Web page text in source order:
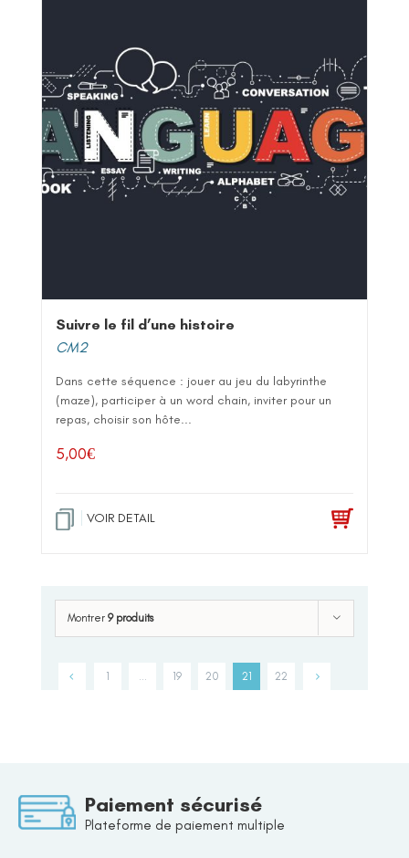
Suivre le fil d’une histoire
CM2
Dans cette séquence : jouer au jeu du labyrinthe
(maze), participer à un word chain, inviter pour un
repas, choisir son hôte...
5,00€
VOIR DETAIL
Montrer 9 produits
1 19 20 21 22
Paiement sécurisé
Plateforme de paiement multiple